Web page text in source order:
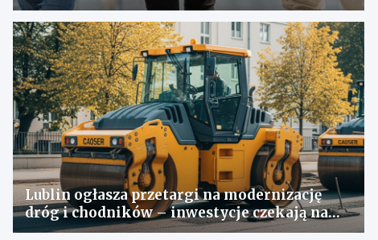
Lublin ogłasza przetargi na modernizację
dróg i chodników – inwestycje czekają na
oferty